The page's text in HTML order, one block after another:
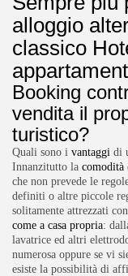
alloggio
classico
Booking
vendita il
turistico?
Quali sono i vantaggi di
Innanzitutto la comodità
che non prevede le
definiti o altre piccole
solitamente attrezzati
come a casa propria:
lavatrice ed altri
numerosa oppure se vi
esiste la possibilità di